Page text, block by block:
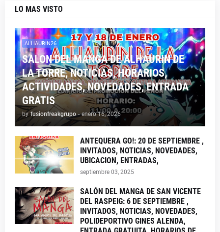
LO MAS VISTO
ALHAURIN26
SALON DEL MANGA DE ALHAURIN DE
LA TORRE, NOTICIAS, HORARIOS,
ACTIVIDADES, NOVEDADES, ENTRADA
GRATIS
by fusionfreakgrupo - enero 16, 2026
ANTEQUERA GO!: 20 DE SEPTIEMBRE ,
INVITADOS, NOTICIAS, NOVEDADES,
UBICACION, ENTRADAS,
septiembre 03, 2025
SALÓN DEL MANGA DE SAN VICENTE
DEL RASPEIG: 6 DE SEPTIEMBRE ,
INVITADOS, NOTICIAS, NOVEDADES,
POLIDEPORTIVO GINES ALENDA,